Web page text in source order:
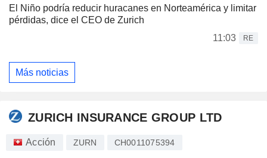
El Niño podría reducir huracanes en Norteamérica y limitar
pérdidas, dice el CEO de Zurich
11:03
RE
Más noticias
ZURICH INSURANCE GROUP LTD
Acción ZURN CH0011075394